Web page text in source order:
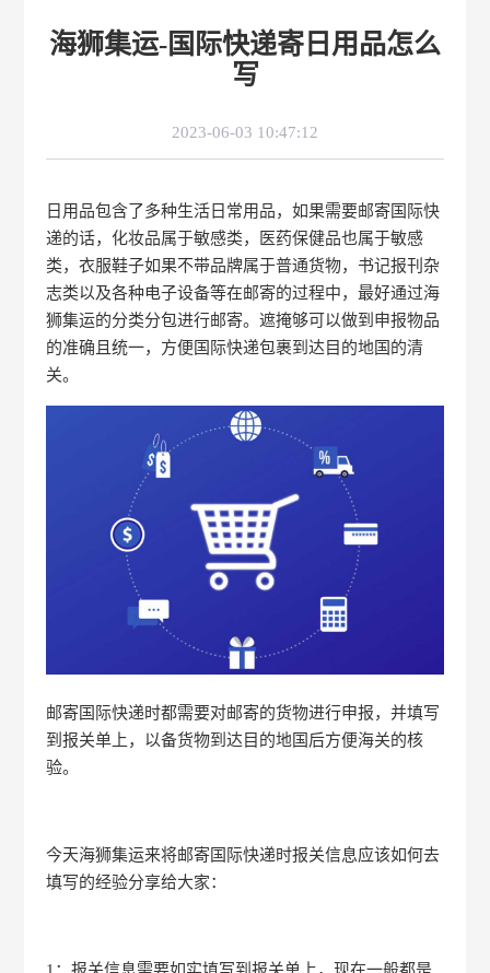
海狮集运-国际快递寄日用品怎么
写
2023-06-03 10:47:12
日用品包含了多种生活日常用品，如果需要邮寄国际快
递的话，化妆品属于敏感类，医药保健品也属于敏感
类，衣服鞋子如果不带品牌属于普通货物，书记报刊杂
志类以及各种电子设备等在邮寄的过程中，最好通过海
狮集运的分类分包进行邮寄。遮掩够可以做到申报物品
的准确且统一，方便国际快递包裹到达目的地国的清
关。
邮寄国际快递时都需要对邮寄的货物进行申报，并填写
到报关单上，以备货物到达目的地国后方便海关的核
验。
今天海狮集运来将邮寄国际快递时报关信息应该如何去
填写的经验分享给大家：